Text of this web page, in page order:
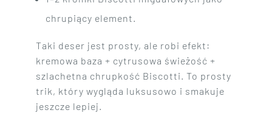
chrupiący element.
Taki deser jest prosty, ale robi efekt:
kremowa baza + cytrusowa świeżość +
szlachetna chrupkość Biscotti. To prosty
trik, który wygląda luksusowo i smakuje
jeszcze lepiej.